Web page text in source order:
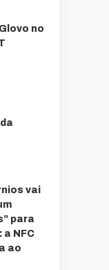
no
vai
para
a NFC
ao